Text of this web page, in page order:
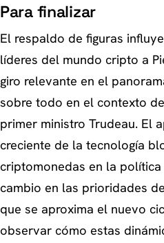
Para finalizar
El respaldo de figuras
líderes del mundo cripto a
giro relevante en el
sobre todo en el contexto
primer ministro Trudeau. El
creciente de la tecnología
criptomonedas en la
cambio en las prioridades
que se aproxima el nuevo
observar cómo estas